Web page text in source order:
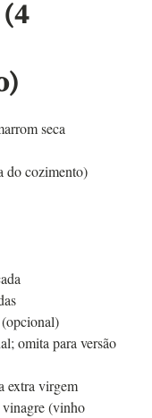
seca
do cozimento)
(opcional)
omita para versão
extra virgem
vinagre (vinho